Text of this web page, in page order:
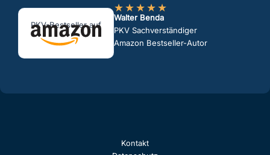
PKV-Bestseller auf
★★★★★
Walter Benda
PKV Sachverständiger
Amazon Bestseller-Autor
Kontakt